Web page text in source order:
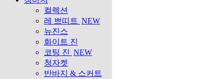
컬렉션
레 쁘띠트 NEW
뉴진스
화이트 진
코팅 진 NEW
청자켓
반바지 & 스커트